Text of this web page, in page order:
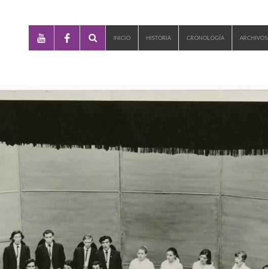
INICIO HISTORIA CRONOLOGÍA ARCHIVOS